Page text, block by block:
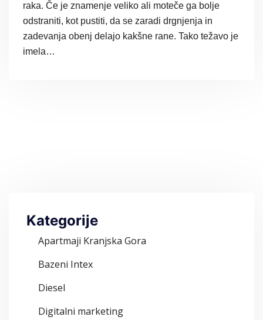
raka. Če je znamenje veliko ali moteče ga bolje
odstraniti, kot pustiti, da se zaradi drgnjenja in
zadevanja obenj delajo kakšne rane. Tako težavo je
imela…
Kategorije
Apartmaji Kranjska Gora
Bazeni Intex
Diesel
Digitalni marketing